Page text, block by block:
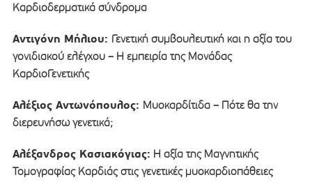
Καρδιοδερματικά σύνδρομα
Αντιγόνη Μήλιου: Γενετική συμβουλευτική και η αξία του
γονιδιακού ελέγχου – Η εμπειρία της Μονάδας
ΚαρδιοΓενετικής
Αλέξιος Αντωνόπουλος: Μυοκαρδίτιδα – Πότε θα την
διερευνήσω γενετικά;
Αλέξανδρος Κασιακόγιας: Η αξία της Μαγνητικής
Τομογραφίας Καρδιάς στις γενετικές μυοκαρδιοπάθειες